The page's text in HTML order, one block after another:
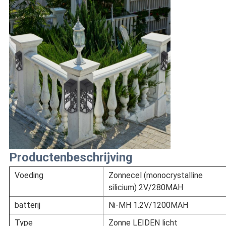
Productenbeschrijving
Voeding
Zonnecel (monocrystalline
silicium) 2V/280MAH
batterij
Ni-MH 1.2V/1200MAH
Type
Zonne LEIDEN licht